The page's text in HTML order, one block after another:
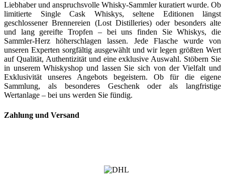
Liebhaber und anspruchsvolle Whisky-Sammler kuratiert wurde. Ob
limitierte Single Cask Whiskys, seltene Editionen längst
geschlossener Brennereien (Lost Distilleries) oder besonders alte
und lang gereifte Tropfen – bei uns finden Sie Whiskys, die
Sammler-Herz höherschlagen lassen. Jede Flasche wurde von
unseren Experten sorgfältig ausgewählt und wir legen größten Wert
auf Qualität, Authentizität und eine exklusive Auswahl. Stöbern Sie
in unserem Whiskyshop und lassen Sie sich von der Vielfalt und
Exklusivität unseres Angebots begeistern. Ob für die eigene
Sammlung, als besonderes Geschenk oder als langfristige
Wertanlage – bei uns werden Sie fündig.
Zahlung und Versand